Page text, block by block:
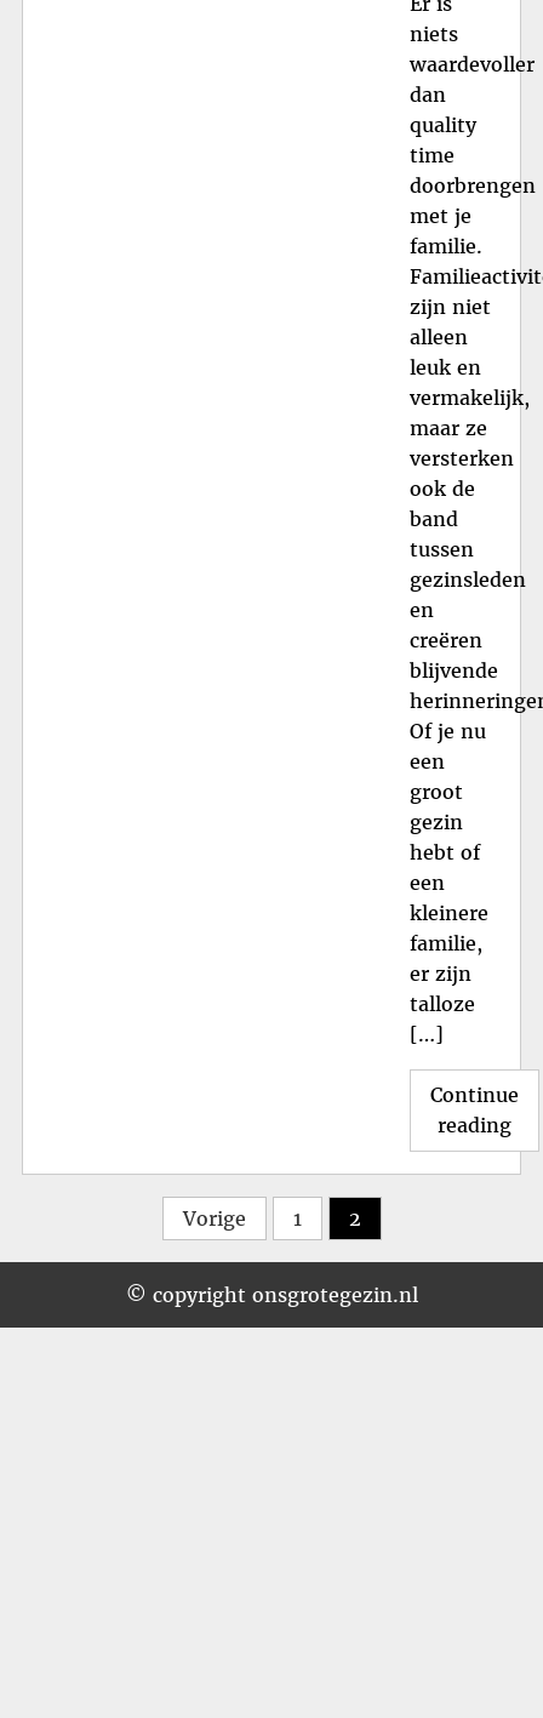
niets
waardevoller
dan
quality
time
doorbrengen
met je
familie.
zijn niet
alleen
leuk en
vermakelijk,
maar ze
versterken
ook de
band
tussen
gezinsleden
en
creëren
blijvende
Of je nu
een
groot
gezin
hebt of
een
kleinere
familie,
er zijn
talloze
[…]
Continue
reading
Berichtnavigatie
Vorige 1 2
© copyright onsgrotegezin.nl